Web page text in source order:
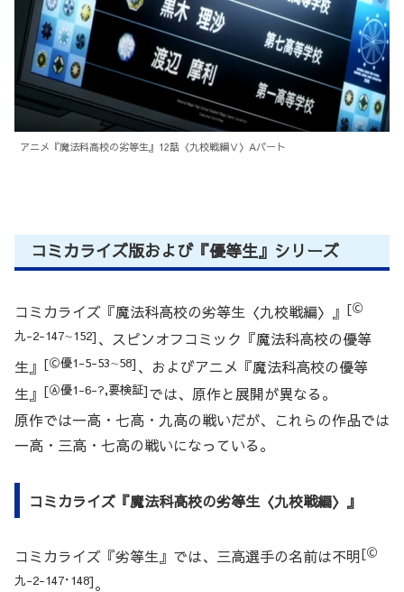
アニメ『魔法科高校の劣等生』12話〈九校戦編Ⅴ〉Aパート
コミカライズ版および『優等生』シリーズ
コミカライズ『魔法科高校の劣等生〈九校戦編〉』 [Ⓒ
九-2-147∼152] 、スピンオフコミック『魔法科高校の優等
生』 [Ⓒ優1-5-53∼58] 、およびアニメ『魔法科高校の優等
生』 [Ⓐ優1-6-?,要検証]では、原作と展開が異なる。
原作では一高・七高・九高の戦いだが、これらの作品では
一高・三高・七高の戦いになっている。
コミカライズ『魔法科高校の劣等生〈九校戦編〉』
コミカライズ『劣等生』では、三高選手の名前は不明[Ⓒ
九-2-147･148]。